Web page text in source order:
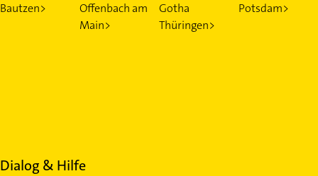
Bautzen>
Offenbach am
Main>
Gotha
Thüringen>
Potsdam>
Dialog & Hilfe